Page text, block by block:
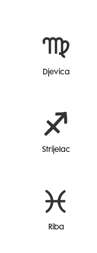
Djevica
Strijelac
Riba